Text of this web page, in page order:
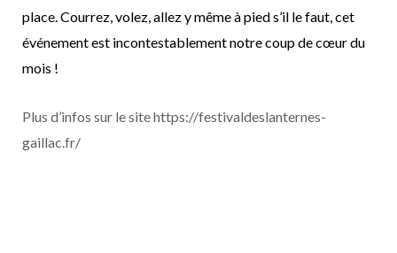
place. Courrez, volez, allez y même à pied s’il le faut, cet
événement est incontestablement notre coup de cœur du
mois !
Plus d’infos sur le site https://festivaldeslanternes-
gaillac.fr/